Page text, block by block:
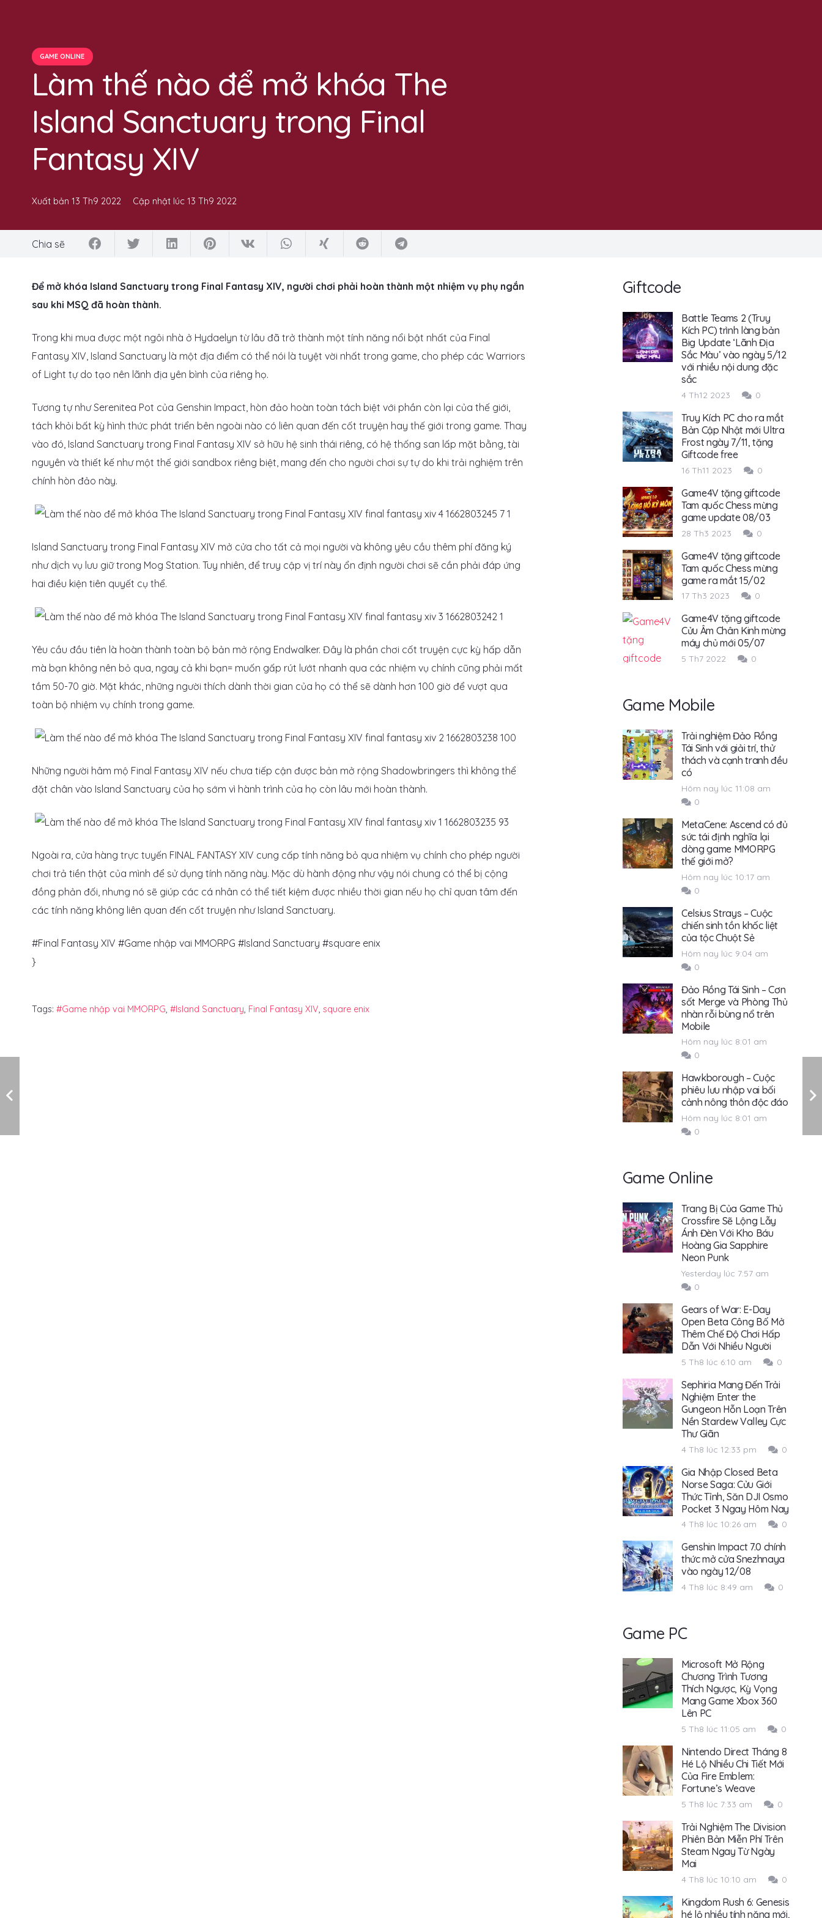
GAME ONLINE
Làm thế nào để mở khóa The
Island Sanctuary trong Final
Fantasy XIV
Xuất bản 13 Th9 2022 Cập nhật lúc13 Th9 2022
Chia sẽ
Để mở khóa Island Sanctuary trong Final Fantasy XIV, người chơi phải hoàn thành một nhiệm vụ phụ ngắn
sau khi MSQ đã hoàn thành.
Trong khi mua được một ngôi nhà ở Hydaelyn từ lâu đã trở thành một tính năng nổi bật nhất của Final
Fantasy XIV, Island Sanctuary là một địa điểm có thể nói là tuyệt vời nhất trong game, cho phép các Warriors
of Light tự do tạo nên lãnh địa yên bình của riêng họ.
Tương tự như Serenitea Pot của Genshin Impact, hòn đảo hoàn toàn tách biệt với phần còn lại của thế giới,
tách khỏi bất kỳ hình thức phát triển bên ngoài nào có liên quan đến cốt truyện hay thế giới trong game. Thay
vào đó, Island Sanctuary trong Final Fantasy XIV sở hữu hệ sinh thái riêng, có hệ thống san lấp mặt bằng, tài
nguyên và thiết kế như một thế giới sandbox riêng biệt, mang đến cho người chơi sự tự do khi trải nghiệm trên
chính hòn đảo này.
Island Sanctuary trong Final Fantasy XIV mở cửa cho tất cả mọi người và không yêu cầu thêm phí đăng ký
như dịch vụ lưu giữ trong Mog Station. Tuy nhiên, để truy cập vị trí này ổn định người chơi sẽ cần phải đáp ứng
hai điều kiện tiên quyết cụ thể.
Yêu cầu đầu tiên là hoàn thành toàn bộ bản mở rộng Endwalker. Đây là phần chơi cốt truyện cực kỳ hấp dẫn
mà bạn không nên bỏ qua, ngay cả khi bạn= muốn gấp rút lướt nhanh qua các nhiệm vụ chính cũng phải mất
tầm 50-70 giờ. Mặt khác, những người thích dành thời gian của họ có thể sẽ dành hơn 100 giờ để vượt qua
toàn bộ nhiệm vụ chính trong game.
Những người hâm mộ Final Fantasy XIV nếu chưa tiếp cận được bản mở rộng Shadowbringers thì không thể
đặt chân vào Island Sanctuary của họ sớm vì hành trình của họ còn lâu mới hoàn thành.
Ngoài ra, cửa hàng trực tuyến FINAL FANTASY XIV cung cấp tính năng bỏ qua nhiệm vụ chính cho phép người
chơi trả tiền thật của mình để sử dụng tính năng này. Mặc dù hành động như vậy nói chung có thể bị cộng
đồng phản đối, nhưng nó sẽ giúp các cá nhân có thể tiết kiệm được nhiều thời gian nếu họ chỉ quan tâm đến
các tính năng không liên quan đến cốt truyện như Island Sanctuary.
#Final Fantasy XIV #Game nhập vai MMORPG #Island Sanctuary #square enix
}
Tags: #Game nhập vai MMORPG, #Island Sanctuary, Final Fantasy XIV, square enix
Giftcode
Battle Teams 2 (Truy
Kích PC) trình làng bản
Big Update ‘Lãnh Địa
Sắc Màu’ vào ngày 5/12
với nhiều nội dung đặc
sắc
4 Th12 2023 0
Truy Kích PC cho ra mắt
Bản Cập Nhật mới Ultra
Frost ngày 7/11, tặng
Giftcode free
16 Th11 2023 0
Game4V tặng giftcode
Tam quốc Chess mừng
game update 08/03
28 Th3 2023 0
Game4V tặng giftcode
Tam quốc Chess mừng
game ra mắt 15/02
17 Th3 2023 0
Game4V tặng giftcode
Cửu Âm Chân Kinh mừng
máy chủ mới 05/07
5 Th7 2022 0
Game Mobile
Trải nghiệm Đảo Rồng
Tái Sinh với giải trí, thử
thách và cạnh tranh đều
có
Hôm nay lúc 11:08 am
0
MetaCene: Ascend có đủ
sức tái định nghĩa lại
dòng game MMORPG
thế giới mở?
Hôm nay lúc 10:17 am
0
Celsius Strays – Cuộc
chiến sinh tồn khốc liệt
của tộc Chuột Sẻ
Hôm nay lúc 9:04 am
0
Đảo Rồng Tái Sinh – Cơn
sốt Merge và Phòng Thủ
nhàn rỗi bùng nổ trên
Mobile
Hôm nay lúc 8:01 am
0
Hawkborough – Cuộc
phiêu lưu nhập vai bối
cảnh nông thôn độc đáo
Hôm nay lúc 8:01 am
0
Game Online
Trang Bị Của Game Thủ
Crossfire Sẽ Lộng Lẫy
Ánh Đèn Với Kho Báu
Hoàng Gia Sapphire
Neon Punk
Yesterday lúc 7:57 am
0
Gears of War: E-Day
Open Beta Công Bố Mở
Thêm Chế Độ Chơi Hấp
Dẫn Với Nhiều Người
5 Th8 lúc 6:10 am 0
Sephiria Mang Đến Trải
Nghiệm Enter the
Gungeon Hỗn Loạn Trên
Nền Stardew Valley Cực
Thư Giãn
4 Th8 lúc 12:33 pm 0
Gia Nhập Closed Beta
Norse Saga: Cửu Giới
Thức Tỉnh, Săn DJI Osmo
Pocket 3 Ngay Hôm Nay
4 Th8 lúc 10:26 am 0
Genshin Impact 7.0 chính
thức mở cửa Snezhnaya
vào ngày 12/08
4 Th8 lúc 8:49 am 0
Game PC
Microsoft Mở Rộng
Chương Trình Tương
Thích Ngược, Kỳ Vọng
Mang Game Xbox 360
Lên PC
5 Th8 lúc 11:05 am 0
Nintendo Direct Tháng 8
Hé Lộ Nhiều Chi Tiết Mới
Của Fire Emblem:
Fortune’s Weave
5 Th8 lúc 7:33 am 0
Trải Nghiệm The Division
Phiên Bản Miễn Phí Trên
Steam Ngay Từ Ngày
Mai
4 Th8 lúc 10:10 am 0
Kingdom Rush 6: Genesis
hé lộ nhiều tính năng mới,